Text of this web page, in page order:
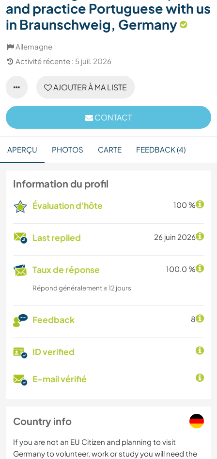
and practice Portuguese with us
in Braunschweig, Germany
Allemagne
Activité récente : 5 juil. 2026
AJOUTER À MA LISTE
CONTACT
APERÇU PHOTOS CARTE FEEDBACK (4)
Information du profil
Évaluation d'hôte 100 %
Last replied 26 juin 2026
Taux de réponse 100.0 %
Répond généralement ≤ 12 jours
Feedback 8
ID verified
E-mail vérifié
Country info
If you are not an EU Citizen and planning to visit
Germany to volunteer, work or study you will need the